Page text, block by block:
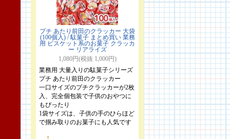
プチ あたり前田のクラッカー 大袋
(100個入) / 駄菓子 まとめ買い 業務
用 ビスケット系のお菓子 クラッカ
ー リアライズ
1,080円(税抜 1,000円)
業務用 大量入りの駄菓子シリーズ
プチ あたり前田のクラッカー
一口サイズのプチクラッカーが2枚
入、完全個包装で子供のおやつに
もぴったり
1袋サイズは、子供の手のひらほど
で掴み取りのお菓子にも人気です